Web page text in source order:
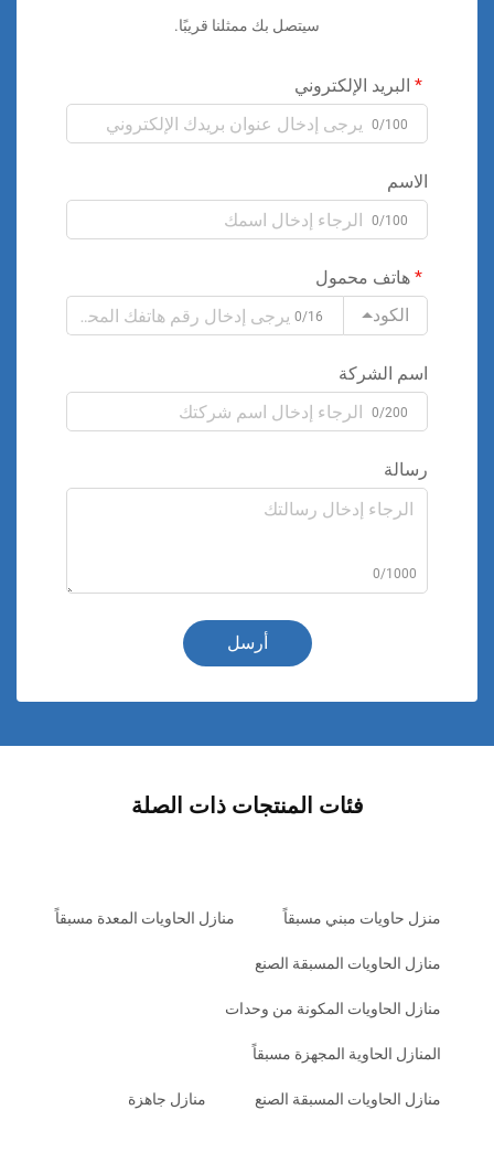
سيتصل بك ممثلنا قريبًا.
البريد الإلكتروني
0/100
الاسم
0/100
هاتف محمول
الكود
0/16
اسم الشركة
0/200
رسالة
0/1000
أرسل
فئات المنتجات ذات الصلة
منزل حاويات مبني مسبقاً منازل الحاويات المعدة مسبقاً
منازل الحاويات المسبقة الصنع
منازل الحاويات المكونة من وحدات
المنازل الحاوية المجهزة مسبقاً
منازل الحاويات المسبقة الصنع منازل جاهزة